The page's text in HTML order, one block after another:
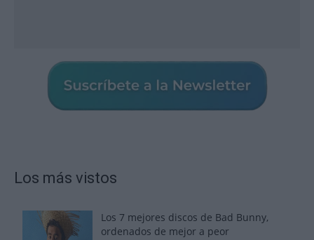
Los más vistos
Los 7 mejores discos de Bad Bunny,
ordenados de mejor a peor